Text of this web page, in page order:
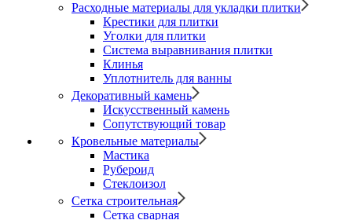
Расходные материалы для укладки плитки
Крестики для плитки
Уголки для плитки
Система выравнивания плитки
Клинья
Уплотнитель для ванны
Декоративный камень
Искусственный камень
Сопутствующий товар
Кровельные материалы
Мастика
Рубероид
Стеклоизол
Сетка строительная
Сетка сварная